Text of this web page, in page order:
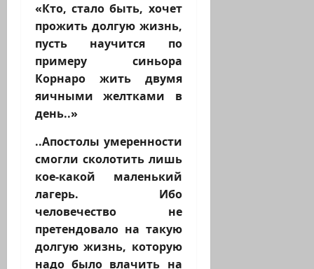
«Кто, стало быть, хочет
прожить долгую жизнь,
пусть научится по
примеру синьора
Корнаро жить двумя
яичными желтками в
день..»
..Апостолы умеренности
смогли сколотить лишь
кое-какой маленький
лагерь. Ибо
человечество не
претендовало на такую
долгую жизнь, которую
надо было влачить на